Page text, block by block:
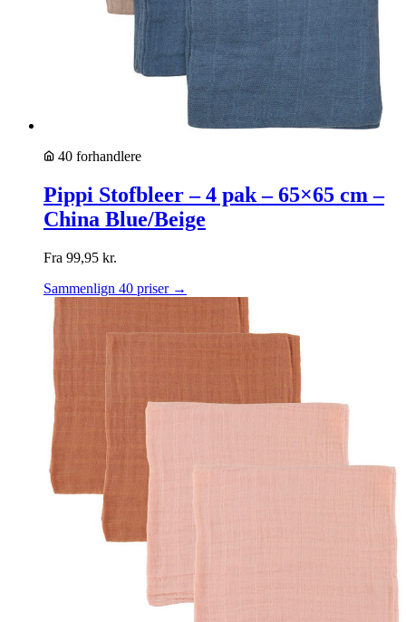
40 forhandlere
Pippi Stofbleer – 4 pak – 65×65 cm –
China Blue/Beige
Fra 99,95 kr.
Sammenlign 40 priser →